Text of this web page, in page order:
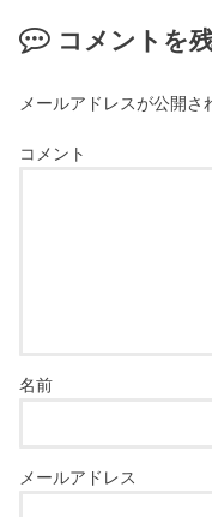
コメントを
メールアドレスが公開さ
コメント
名前
メールアドレス